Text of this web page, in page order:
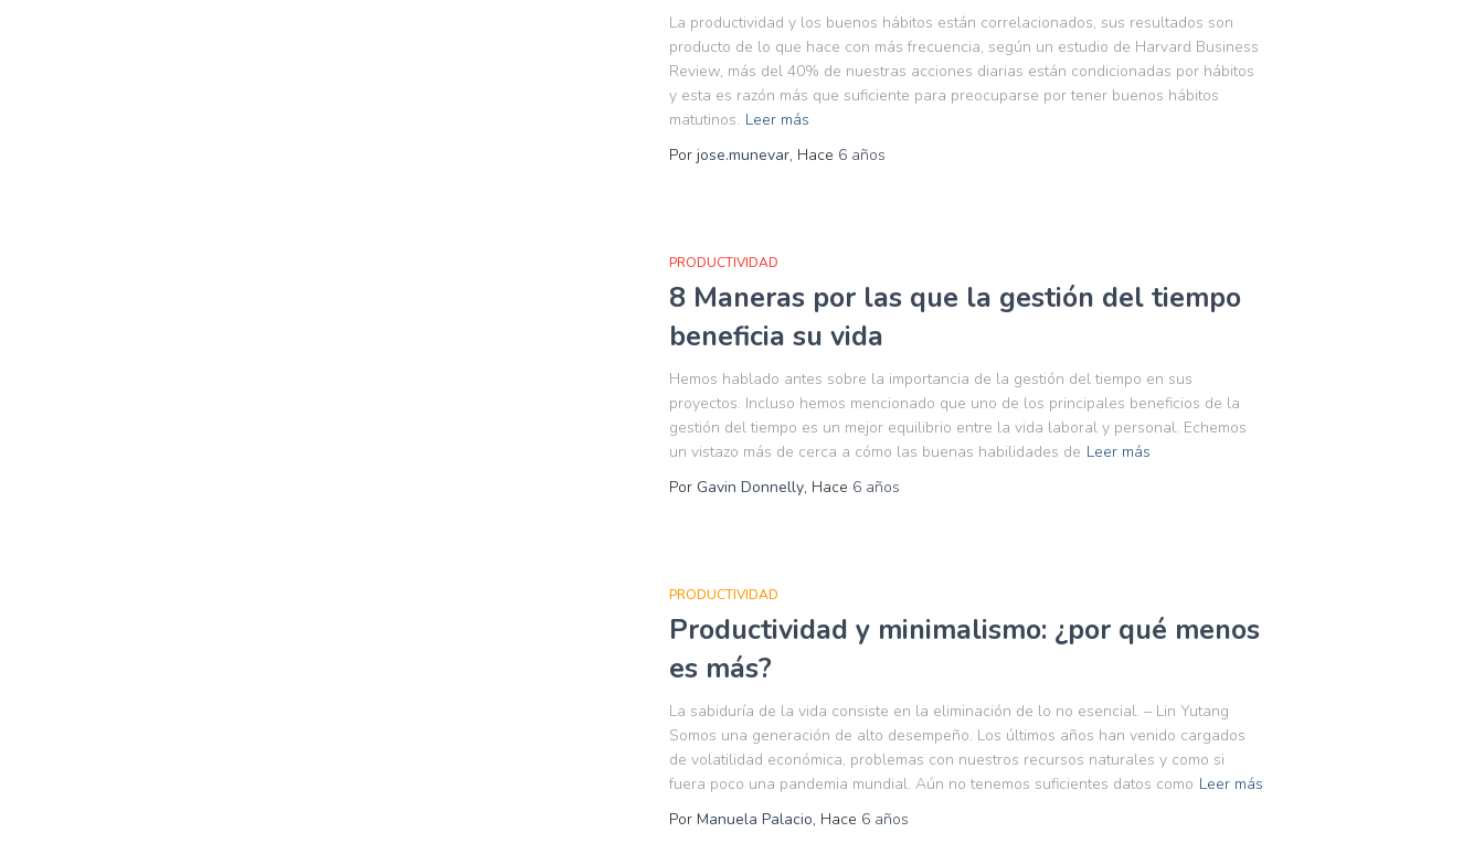
La productividad y los buenos hábitos están correlacionados, sus resultados son
producto de lo que hace con más frecuencia, según un estudio de Harvard Business
Review, más del 40% de nuestras acciones diarias están condicionadas por hábitos
y esta es razón más que suficiente para preocuparse por tener buenos hábitos
matutinos. Leer más
Por jose.munevar, Hace 6 años
PRODUCTIVIDAD
8 Maneras por las que la gestión del tiempo
beneficia su vida
Hemos hablado antes sobre la importancia de la gestión del tiempo en sus
proyectos. Incluso hemos mencionado que uno de los principales beneficios de la
gestión del tiempo es un mejor equilibrio entre la vida laboral y personal. Echemos
un vistazo más de cerca a cómo las buenas habilidades de Leer más
Por Gavin Donnelly, Hace 6 años
PRODUCTIVIDAD
Productividad y minimalismo: ¿por qué menos
es más?
La sabiduría de la vida consiste en la eliminación de lo no esencial. – Lin Yutang
Somos una generación de alto desempeño. Los últimos años han venido cargados
de volatilidad económica, problemas con nuestros recursos naturales y como si
fuera poco una pandemia mundial. Aún no tenemos suficientes datos como Leer más
Por Manuela Palacio, Hace 6 años